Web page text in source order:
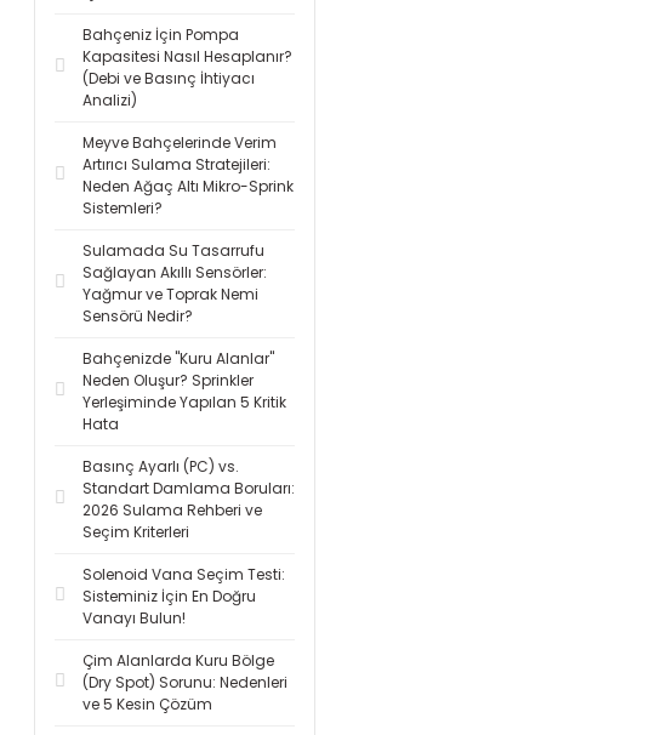
Bahçeniz İçin Pompa
Kapasitesi Nasıl Hesaplanır?
(Debi ve Basınç İhtiyacı
Analizi)
Meyve Bahçelerinde Verim
Artırıcı Sulama Stratejileri:
Neden Ağaç Altı Mikro-Sprink
Sistemleri?
Sulamada Su Tasarrufu
Sağlayan Akıllı Sensörler:
Yağmur ve Toprak Nemi
Sensörü Nedir?
Bahçenizde "Kuru Alanlar"
Neden Oluşur? Sprinkler
Yerleşiminde Yapılan 5 Kritik
Hata
Basınç Ayarlı (PC) vs.
Standart Damlama Boruları:
2026 Sulama Rehberi ve
Seçim Kriterleri
Solenoid Vana Seçim Testi:
Sisteminiz İçin En Doğru
Vanayı Bulun!
Çim Alanlarda Kuru Bölge
(Dry Spot) Sorunu: Nedenleri
ve 5 Kesin Çözüm